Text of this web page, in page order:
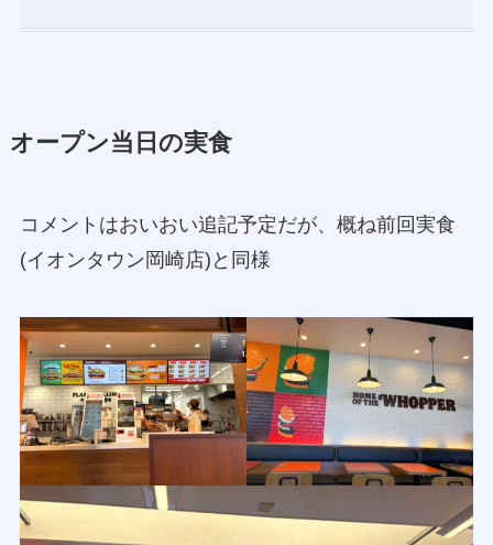
オープン当日の実食
コメントはおいおい追記予定だが、概ね前回実食
(イオンタウン岡崎店)と同様